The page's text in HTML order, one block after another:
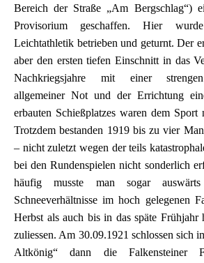
Bereich der Straße „Am Bergschlag“)
Provisorium geschaffen. Hier
Leichtathletik betrieben und geturnt. Der
aber den ersten tiefen Einschnitt in das
Nachkriegsjahre mit einer strengen
allgemeiner Not und der Errichtung
erbauten Schießplatzes waren dem
Trotzdem bestanden 1919 bis zu vier
– nicht zuletzt wegen der teils
bei den Rundenspielen nicht sonderlich
häufig musste man sogar
Schneeverhältnisse im hoch gelegenen
Herbst als auch bis in das späte
zuliessen. Am 30.09.1921 schlossen sich
Altkönig“ dann die Falkensteiner